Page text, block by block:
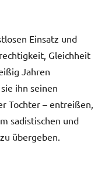
Einsatz und
Gleichheit
Jahren
ihn seinen
Tochter – entreißen,
sadistischen und
übergeben.